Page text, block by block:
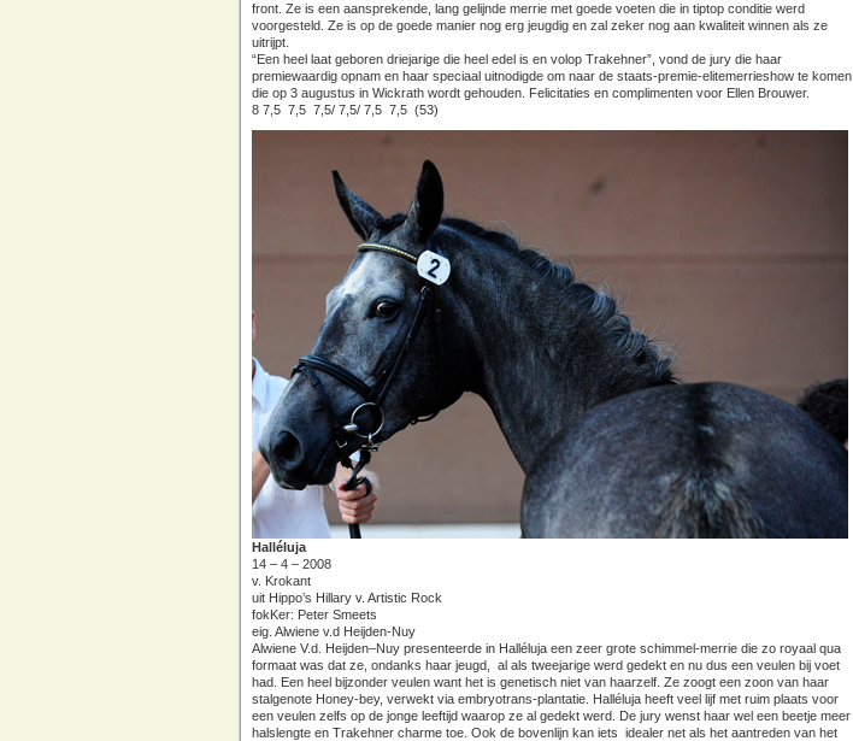
front. Ze is een aansprekende, lang gelijnde merrie met goede voeten die in tiptop conditie werd
voorgesteld. Ze is op de goede manier nog erg jeugdig en zal zeker nog aan kwaliteit winnen als ze
uitrijpt.
“Een heel laat geboren driejarige die heel edel is en volop Trakehner”, vond de jury die haar
premiewaardig opnam en haar speciaal uitnodigde om naar de staats-premie-elitemerrieshow te komen
die op 3 augustus in Wickrath wordt gehouden. Felicitaties en complimenten voor Ellen Brouwer.
8 7,5 7,5 7,5/ 7,5/ 7,5 7,5 (53)
Halléluja
14 – 4 – 2008
v. Krokant
uit Hippo’s Hillary v. Artistic Rock
fokKer: Peter Smeets
eig. Alwiene v.d Heijden-Nuy
Alwiene V.d. Heijden–Nuy presenteerde in Halléluja een zeer grote schimmel-merrie die zo royaal qua
formaat was dat ze, ondanks haar jeugd, al als tweejarige werd gedekt en nu dus een veulen bij voet
had. Een heel bijzonder veulen want het is genetisch niet van haarzelf. Ze zoogt een zoon van haar
stalgenote Honey-bey, verwekt via embryotrans-plantatie. Halléluja heeft veel lijf met ruim plaats voor
een veulen zelfs op de jonge leeftijd waarop ze al gedekt werd. De jury wenst haar wel een beetje meer
halslengte en Trakehner charme toe. Ook de bovenlijn kan iets idealer net als het aantreden van het